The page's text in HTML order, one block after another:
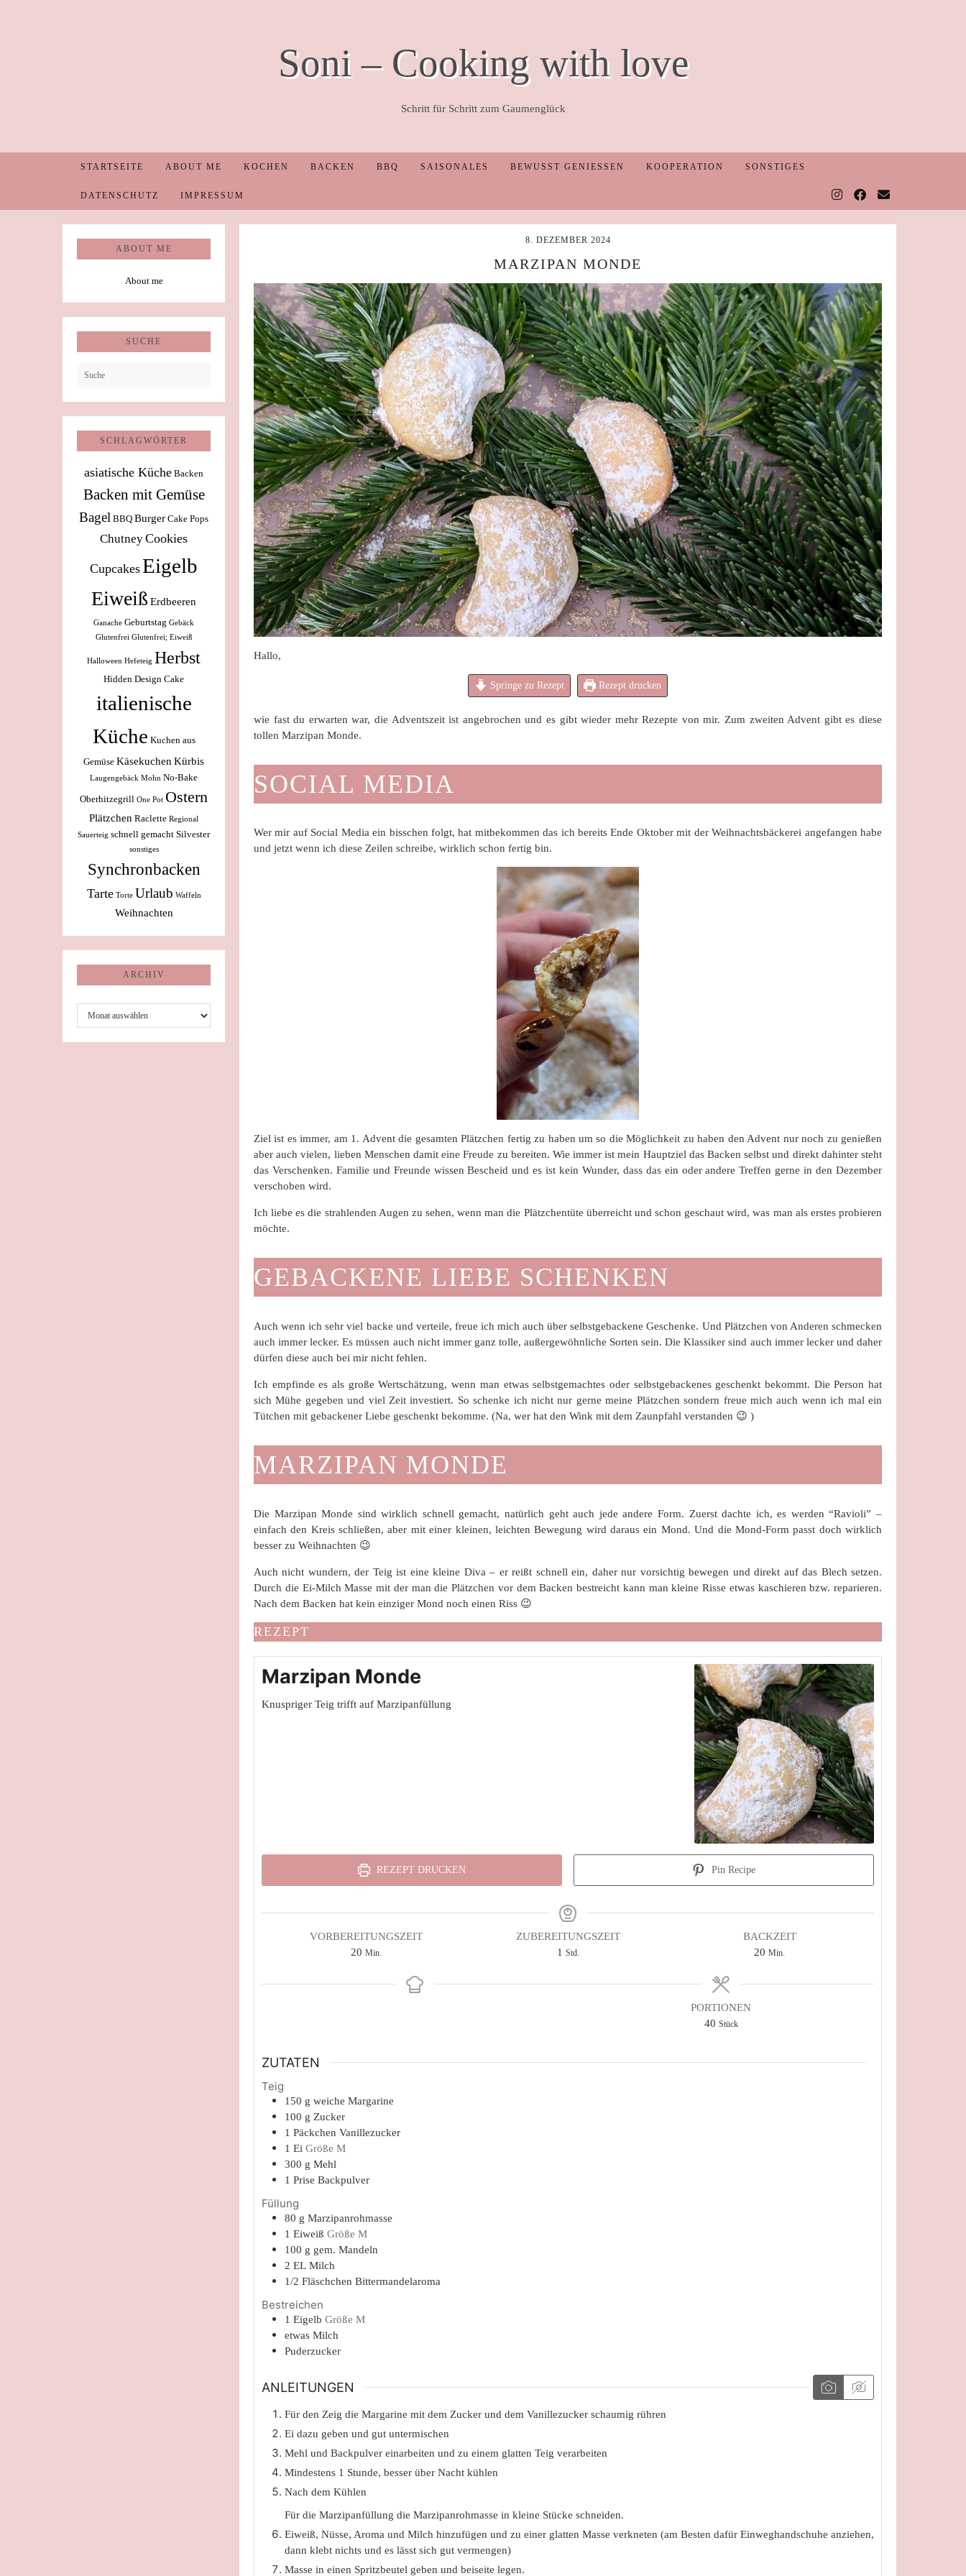
Soni – Cooking with love
Schritt für Schritt zum Gaumenglück
STARTSEITE ABOUT ME KOCHEN BACKEN BBQ SAISONALES BEWUSST GENIESSEN KOOPERATION SONSTIGES
DATENSCHUTZ IMPRESSUM
8. DEZEMBER 2024
MARZIPAN MONDE
Hallo,
Springe zu Rezept Rezept drucken
wie fast du erwarten war, die Adventszeit ist angebrochen und es gibt wieder mehr Rezepte von mir. Zum zweiten Advent gibt es diese
tollen Marzipan Monde.
SOCIAL MEDIA
Wer mir auf Social Media ein bisschen folgt, hat mitbekommen das ich bereits Ende Oktober mit der Weihnachtsbäckerei angefangen habe
und jetzt wenn ich diese Zeilen schreibe, wirklich schon fertig bin.
Ziel ist es immer, am 1. Advent die gesamten Plätzchen fertig zu haben um so die Möglichkeit zu haben den Advent nur noch zu genießen
aber auch vielen, lieben Menschen damit eine Freude zu bereiten. Wie immer ist mein Hauptziel das Backen selbst und direkt dahinter steht
das Verschenken. Familie und Freunde wissen Bescheid und es ist kein Wunder, dass das ein oder andere Treffen gerne in den Dezember
verschoben wird.
Ich liebe es die strahlenden Augen zu sehen, wenn man die Plätzchentüte überreicht und schon geschaut wird, was man als erstes probieren
möchte.
GEBACKENE LIEBE SCHENKEN
Auch wenn ich sehr viel backe und verteile, freue ich mich auch über selbstgebackene Geschenke. Und Plätzchen von Anderen schmecken
auch immer lecker. Es müssen auch nicht immer ganz tolle, außergewöhnliche Sorten sein. Die Klassiker sind auch immer lecker und daher
dürfen diese auch bei mir nicht fehlen.
Ich empfinde es als große Wertschätzung, wenn man etwas selbstgemachtes oder selbstgebackenes geschenkt bekommt. Die Person hat
sich Mühe gegeben und viel Zeit investiert. So schenke ich nicht nur gerne meine Plätzchen sondern freue mich auch wenn ich mal ein
Tütchen mit gebackener Liebe geschenkt bekomme. (Na, wer hat den Wink mit dem Zaunpfahl verstanden 😉 )
MARZIPAN MONDE
Die Marzipan Monde sind wirklich schnell gemacht, natürlich geht auch jede andere Form. Zuerst dachte ich, es werden “Ravioli” –
einfach den Kreis schließen, aber mit einer kleinen, leichten Bewegung wird daraus ein Mond. Und die Mond-Form passt doch wirklich
besser zu Weihnachten 😉
Auch nicht wundern, der Teig ist eine kleine Diva – er reißt schnell ein, daher nur vorsichtig bewegen und direkt auf das Blech setzen.
Durch die Ei-Milch Masse mit der man die Plätzchen vor dem Backen bestreicht kann man kleine Risse etwas kaschieren bzw. reparieren.
Nach dem Backen hat kein einziger Mond noch einen Riss 😉
REZEPT
Marzipan Monde
Knuspriger Teig trifft auf Marzipanfüllung
REZEPT DRUCKEN Pin Recipe
VORBEREITUNGSZEIT
20Minuten
Min.
ZUBEREITUNGSZEIT
1 Stunde
Std.
BACKZEIT
20 Minuten
Min.
PORTIONEN
40 Stück
ZUTATEN
Teig
150 g weiche Margarine
100 g Zucker
1 Päckchen Vanillezucker
1 Ei Größe M
300 g Mehl
1 Prise Backpulver
Füllung
80 g Marzipanrohmasse
1 Eiweiß Größe M
100 g gem. Mandeln
2 EL Milch
1/2 Fläschchen Bittermandelaroma
Bestreichen
1 Eigelb Größe M
etwas Milch
Puderzucker
ANLEITUNGEN
Für den Zeig die Margarine mit dem Zucker und dem Vanillezucker schaumig rühren
Ei dazu geben und gut untermischen
Mehl und Backpulver einarbeiten und zu einem glatten Teig verarbeiten
Mindestens 1 Stunde, besser über Nacht kühlen
Nach dem Kühlen
Für die Marzipanfüllung die Marzipanrohmasse in kleine Stücke schneiden.
Eiweiß, Nüsse, Aroma und Milch hinzufügen und zu einer glatten Masse verkneten (am Besten dafür Einweghandschuhe anziehen,
dann klebt nichts und es lässt sich gut vermengen)
Masse in einen Spritzbeutel geben und beiseite legen.
ABOUT ME
About me
SUCHE
SCHLAGWÖRTER
asiatische Küche Backen
Backen mit Gemüse
Bagel BBQ Burger Cake Pops
ChutneyCookies
CupcakesEigelb
Eiweiß Erdbeeren
Ganache Geburtstag Gebäck
Glutenfrei Glutenfrei; Eiweiß
Halloween Hefeteig Herbst
Hidden Design Cake
italienische
Küche Kuchen aus
Gemüse Käsekuchen Kürbis
Laugengebäck Mohn No-Bake
Oberhitzegrill One Pot Ostern
Plätzchen Raclette Regional
Sauerteig schnell gemacht Silvester
sonstiges
Synchronbacken
Tarte Torte Urlaub Waffeln
Weihnachten
ARCHIV
Archiv